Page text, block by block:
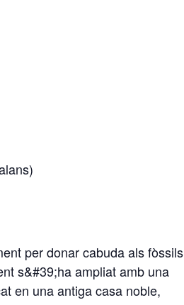
per donar cabuda als fòssils
s&#39;ha ampliat amb una
en una antiga casa noble,